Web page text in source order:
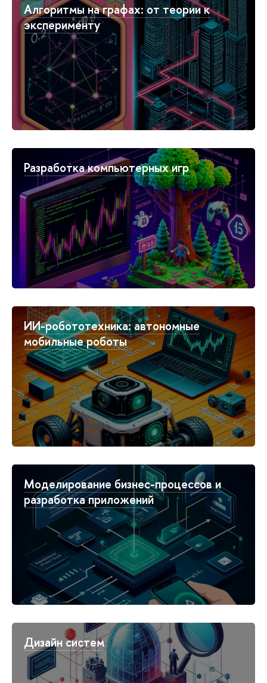
Алгоритмы на графах: от теории к
эксперименту
Разработка компьютерных игр
ИИ-робототехника: автономные
мобильные роботы
Моделирование бизнес-процессов и
разработка приложений
Дизайн систем